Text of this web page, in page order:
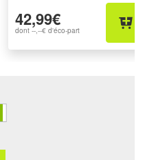
42,99€
dont --,--€ d'éco-part